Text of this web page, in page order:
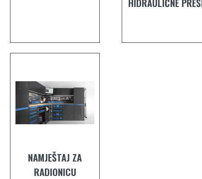
NAMJEŠTAJ ZA
RADIONICU